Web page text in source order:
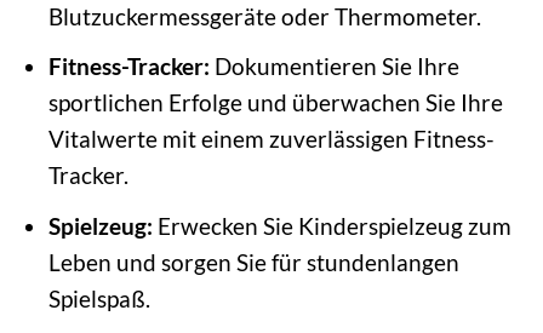
Blutzuckermessgeräte oder Thermometer.
Fitness-Tracker: Dokumentieren Sie Ihre
sportlichen Erfolge und überwachen Sie Ihre
Vitalwerte mit einem zuverlässigen Fitness-
Tracker.
Spielzeug: Erwecken Sie Kinderspielzeug zum
Leben und sorgen Sie für stundenlangen
Spielspaß.